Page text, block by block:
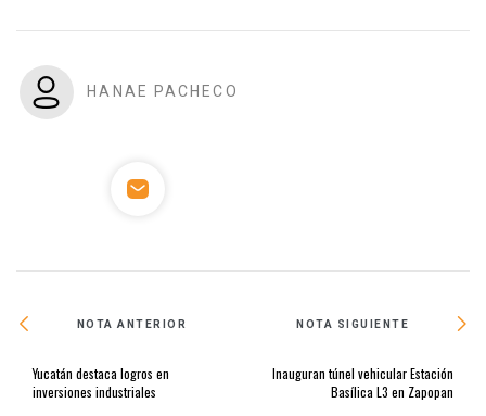
HANAE PACHECO
NOTA ANTERIOR
Yucatán destaca logros en
inversiones industriales
NOTA SIGUIENTE
Inauguran túnel vehicular Estación
Basílica L3 en Zapopan